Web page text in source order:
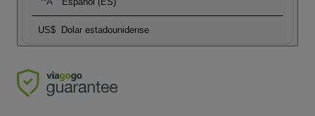
US$ Dolar estadounidense